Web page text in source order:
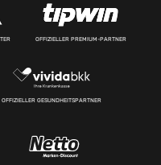
OFFIZIELLER PREMIUM-PARTNER
OFFIZIELLER GESUNDHEITSPARTNER